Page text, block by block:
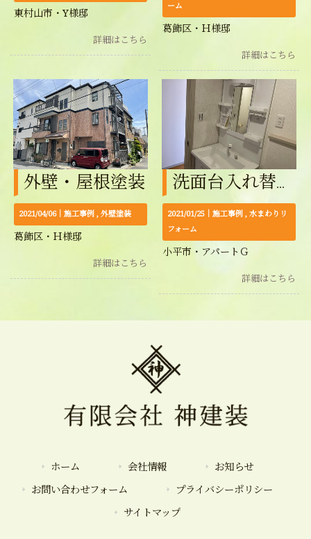
東村山市・Y様邸
詳細はこちら
ーム
葛飾区・Ｈ様邸
詳細はこちら
外壁・屋根塗装
2021/04/06｜施工事例 外壁塗装
葛飾区・Ｈ様邸
詳細はこちら
洗面台入れ替え工事
2021/01/25｜施工事例
水まわりリ
フォーム
小平市・アパートＧ
詳細はこちら
ホーム 会社情報 お知らせ
お問い合わせフォーム プライバシーポリシー
サイトマップ